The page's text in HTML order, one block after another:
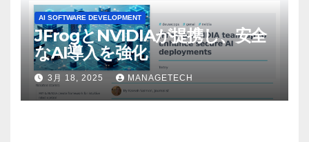
AI SOFTWARE DEVELOPMENT
JFrogとNVIDIAが提携し、安全
なAI導入を強化
3月 18, 2025 MANAGETECH